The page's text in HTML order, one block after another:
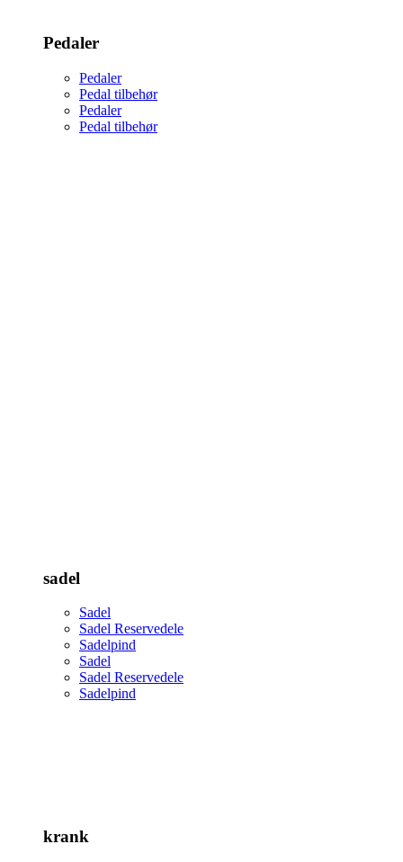
Pedaler
Pedaler
Pedal tilbehør
Pedaler
Pedal tilbehør
sadel
Sadel
Sadel Reservedele
Sadelpind
Sadel
Sadel Reservedele
Sadelpind
krank